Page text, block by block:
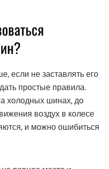
если не заставлять его
простые правила.
холодных шинах, до
воздух в колесе
и можно ошибиться